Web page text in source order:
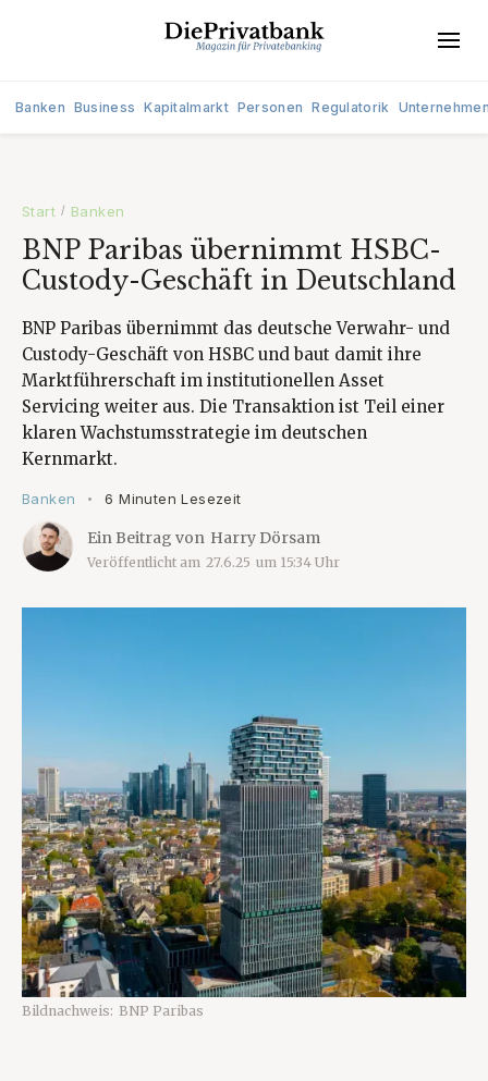
Banken Business Kapitalmarkt Personen Regulatorik
Start / Banken
BNP Paribas übernimmt HSBC-
Custody-Geschäft in Deutschland
BNP Paribas übernimmt das deutsche Verwahr- und
Custody-Geschäft von HSBC und baut damit ihre
Marktführerschaft im institutionellen Asset
Servicing weiter aus. Die Transaktion ist Teil einer
klaren Wachstumsstrategie im deutschen
Kernmarkt.
Banken • 6 Minuten Lesezeit
Ein Beitrag von Harry Dörsam
Veröffentlicht am 27.6.25 um 15:34 Uhr
Bildnachweis: BNP Paribas